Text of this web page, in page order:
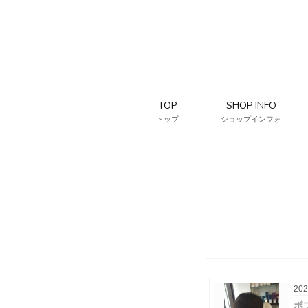
TOP
トップ
SHOP INFO
ショップインフォ
ボ